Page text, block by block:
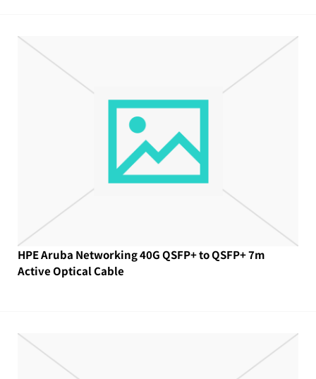
HPE Aruba Networking 40G QSFP+ to QSFP+ 7m
Active Optical Cable